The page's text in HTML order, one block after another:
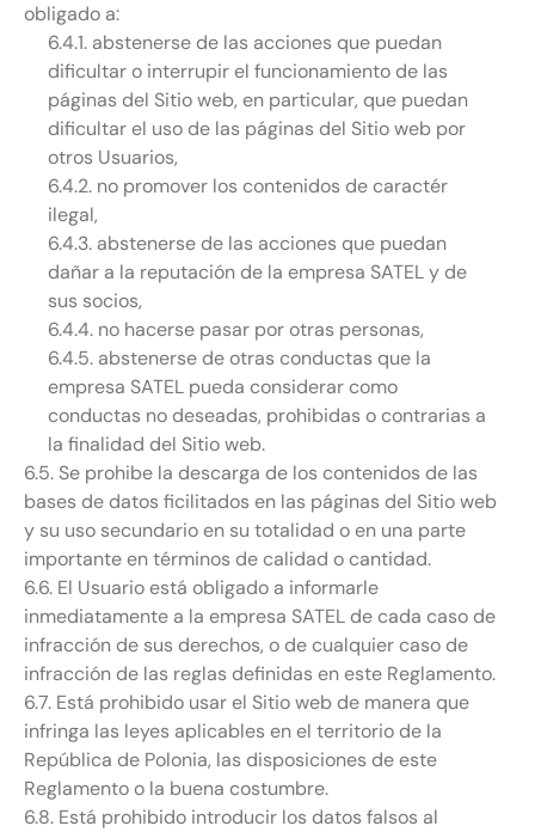
obligado a:
6.4.1. abstenerse de las acciones que puedan
dificultar o interrupir el funcionamiento de las
páginas del Sitio web, en particular, que puedan
dificultar el uso de las páginas del Sitio web por
otros Usuarios,
6.4.2. no promover los contenidos de caractér
ilegal,
6.4.3. abstenerse de las acciones que puedan
dañar a la reputación de la empresa SATEL y de
sus socios,
6.4.4. no hacerse pasar por otras personas,
6.4.5. abstenerse de otras conductas que la
empresa SATEL pueda considerar como
conductas no deseadas, prohibidas o contrarias a
la finalidad del Sitio web.
6.5. Se prohibe la descarga de los contenidos de las
bases de datos ficilitados en las páginas del Sitio web
y su uso secundario en su totalidad o en una parte
importante en términos de calidad o cantidad.
6.6. El Usuario está obligado a informarle
inmediatamente a la empresa SATEL de cada caso de
infracción de sus derechos, o de cualquier caso de
infracción de las reglas definidas en este Reglamento.
6.7. Está prohibido usar el Sitio web de manera que
infringa las leyes aplicables en el territorio de la
República de Polonia, las disposiciones de este
Reglamento o la buena costumbre.
6.8. Está prohibido introducir los datos falsos al